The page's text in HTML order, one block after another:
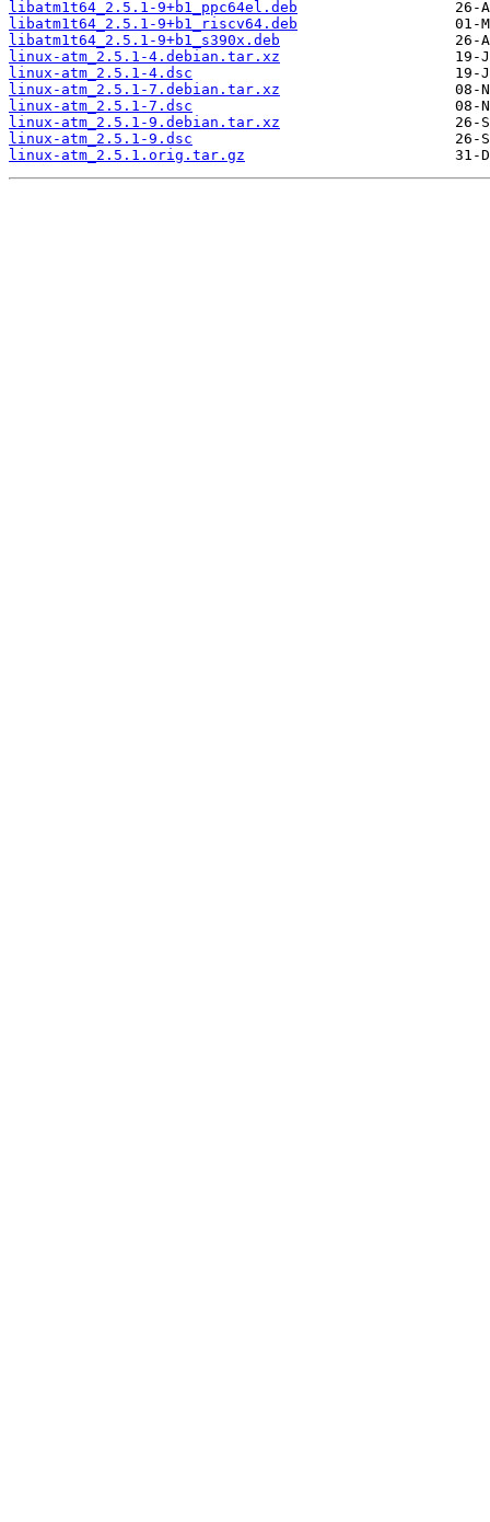
libatm1t64_2.5.1-9+b1_ppc64el.deb
libatm1t64_2.5.1-9+b1_riscv64.deb
libatm1t64_2.5.1-9+b1_s390x.deb
linux-atm_2.5.1-4.debian.tar.xz
linux-atm_2.5.1-4.dsc
linux-atm_2.5.1-7.debian.tar.xz
linux-atm_2.5.1-7.dsc
linux-atm_2.5.1-9.debian.tar.xz
linux-atm_2.5.1-9.dsc
linux-atm_2.5.1.orig.tar.gz